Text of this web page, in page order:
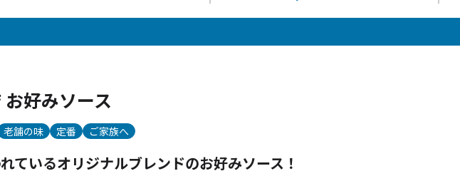
好みソース
老舗の味 定番 ご家族へ
ているオリジナルブレンドのお好みソース！